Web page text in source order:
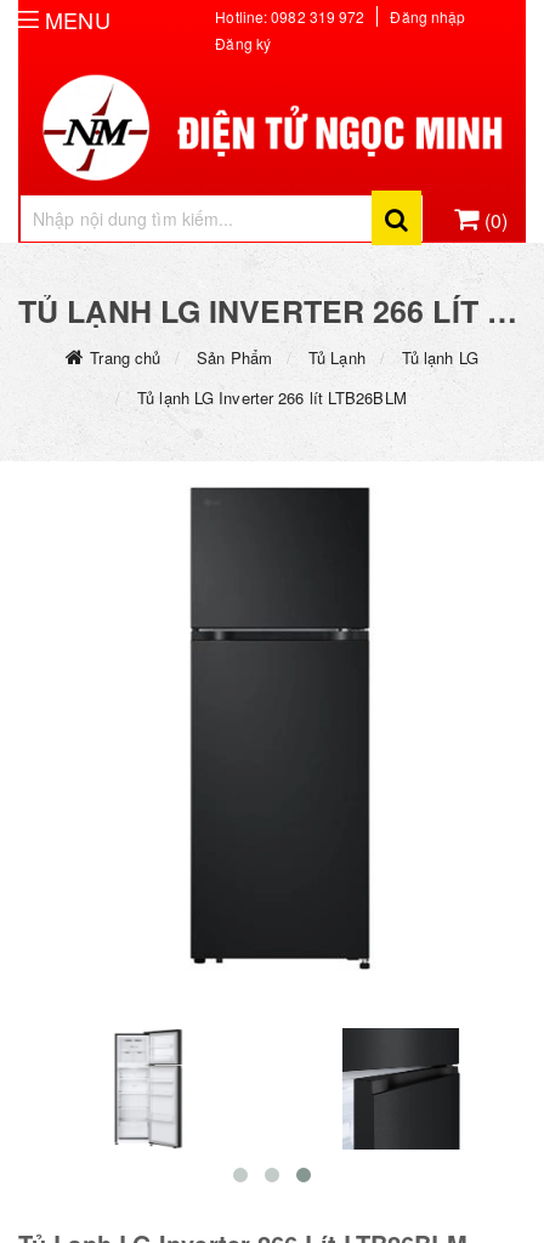
MENU Hotline: 0982 319 972
Đăng nhập
Đăng ký
(0)
TỦ LẠNH LG INVERTER 266 LÍT LTB26BLM
Trang chủ Sản Phẩm Tủ Lạnh
Tủ lạnh LG
Tủ lạnh LG Inverter 266 lít LTB26BLM